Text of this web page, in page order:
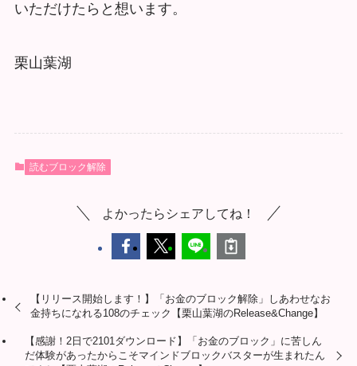
いただけたらと想います。
栗山葉湖
読むブロック解除
よかったらシェアしてね！
【リリース開始します！】「お金のブロック解除」しあわせなお
金持ちになれる108のチェック【栗山葉湖のRelease&Change】
【感謝！2日で2101ダウンロード】「お金のブロック」に苦しん
だ体験があったからこそマインドブロックバスターが生まれたん